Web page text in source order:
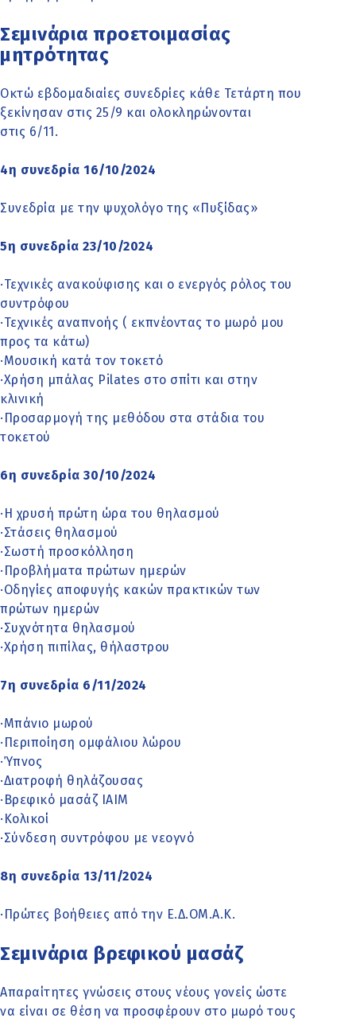
Σεμινάρια προετοιμασίας
μητρότητας
Οκτώ εβδομαδιαίες συνεδρίες κάθε Τετάρτη που
ξεκίνησαν στις 25/9 και ολοκληρώνονται
στις 6/11.
4η συνεδρία 16/10/2024
Συνεδρία με την ψυχολόγο της «Πυξίδας»
5η συνεδρία 23/10/2024
·Τεχνικές ανακούφισης και ο ενεργός ρόλος του
συντρόφου
·Τεχνικές αναπνοής ( εκπνέοντας το μωρό μου
προς τα κάτω)
·Μουσική κατά τον τοκετό
·Χρήση μπάλας Pilates στο σπίτι και στην
κλινική
·Προσαρμογή της μεθόδου στα στάδια του
τοκετού
6η συνεδρία 30/10/2024
·Η χρυσή πρώτη ώρα του θηλασμού
·Στάσεις θηλασμού
·Σωστή προσκόλληση
·Προβλήματα πρώτων ημερών
·Οδηγίες αποφυγής κακών πρακτικών των
πρώτων ημερών
·Συχνότητα θηλασμού
·Χρήση πιπίλας, θήλαστρου
7η συνεδρία 6/11/2024
·Μπάνιο μωρού
·Περιποίηση ομφάλιου λώρου
·Ύπνος
·Διατροφή θηλάζουσας
·Βρεφικό μασάζ IAIM
·Κολικοί
·Σύνδεση συντρόφου με νεογνό
8η συνεδρία 13/11/2024
·Πρώτες βοήθειες από την Ε.Δ.ΟΜ.Α.Κ.
Σεμινάρια βρεφικού μασάζ
Απαραίτητες γνώσεις στους νέους γονείς ώστε
να είναι σε θέση να προσφέρουν στο μωρό τους